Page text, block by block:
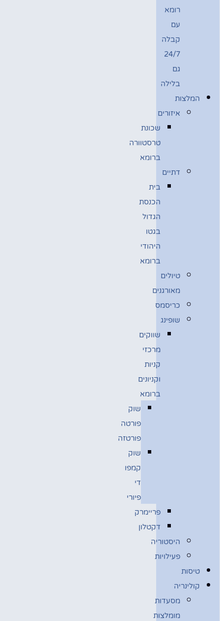
רומא
עם
קבלה
24/7
גם
בלילה
המלצות
איזורים
שכונת
טרסטוורה
ברומא
דתיים
בית
הכנסת
הגדול
בגטו
היהודי
ברומא
טיולים
מאורגנים
כריסמס
שופינג
שווקים
מרכזי
קניות
וקניונים
ברומא
שוק
פורטה
פורטזה
שוק
קמפו
די
פיורי
פריימרק
דקטלון
היסטוריה
פעילויות
טיסות
קולינריה
מסעדות
מומלצות